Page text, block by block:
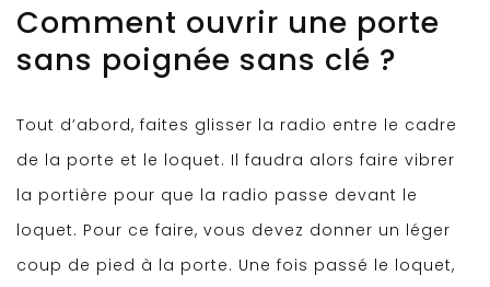
Comment ouvrir une porte
sans poignée sans clé ?
Tout d’abord, faites glisser la radio entre le cadre
de la porte et le loquet. Il faudra alors faire vibrer
la portière pour que la radio passe devant le
loquet. Pour ce faire, vous devez donner un léger
coup de pied à la porte. Une fois passé le loquet,